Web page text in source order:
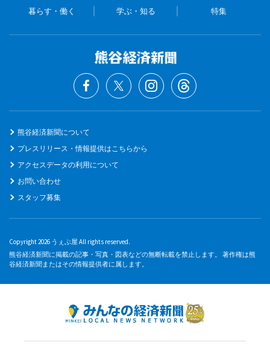
暮らす・働く 学ぶ・知る 特集
熊谷経済新聞について
プレスリリース・情報提供はこちらから
アクセスデータの利用について
お問い合わせ
スタッフ募集
Copyright 2026 うぇぶ屋 All rights reserved.
熊谷経済新聞に掲載の記事・写真・図表などの無断転載を禁止します。 著作権は熊
谷経済新聞またはその情報提供者に属します。